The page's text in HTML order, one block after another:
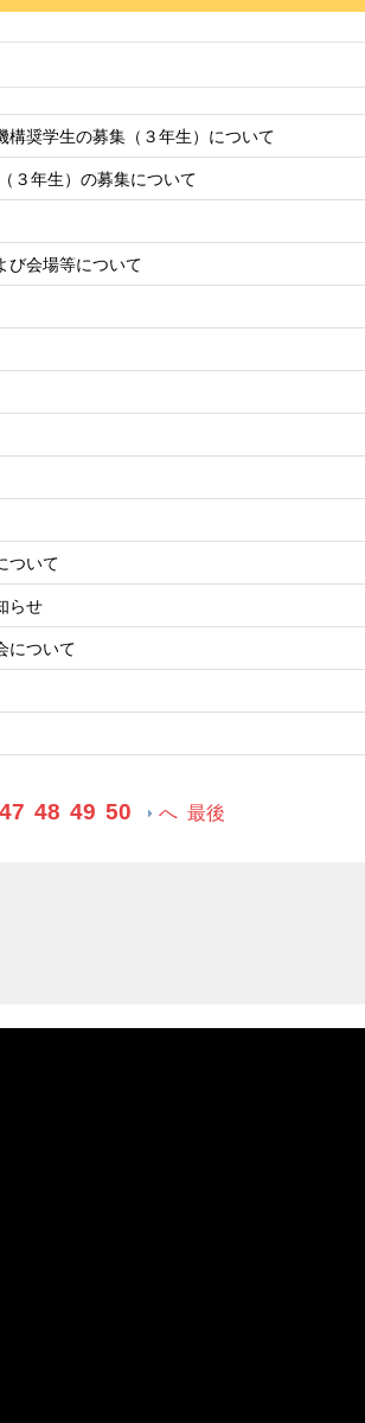
奨学生の募集（３年生）について
３年生）の募集について
会場等について
ついて
らせ
について
47 48 49 50 へ 最後